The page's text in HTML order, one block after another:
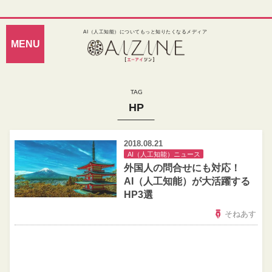
AI（人工知能）についてもっと知りたくなるメディア
HP
2018.08.21
AI（人工知能）ニュース
外国人の問合せにも対応！
AI（人工知能）が大活躍する
HP3選
そねあす